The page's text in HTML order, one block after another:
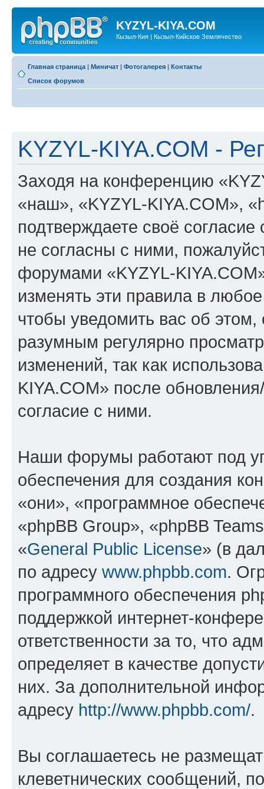
KYZYL-KIYA.COM
Кызыл-Кия | Кызыл-Кийское Землячество
Главная страница | Миничат | Фотогалерея | Контакты
Список форумов
KYZYL-KIYA.COM -
Заходя на конференцию
«наш», «KYZYL-KIYA.COM»,
подтверждаете своё
не согласны с ними,
форумами «KYZYL-
изменять эти правила в
чтобы уведомить вас об
разумным регулярно
изменений, так как
KIYA.COM» после
согласие с ними.
Наши форумы работают под
обеспечения для создания
«они», «программное
«phpBB Group», «phpBB
«General Public License» (в
по адресу www.phpbb.com.
программного обеспечения
поддержкой интернет-
ответственности за то, что
определяет в качестве
них. За дополнительной
адресу http://www.phpbb.com/.
Вы соглашаетесь не
клеветнических сообщений,